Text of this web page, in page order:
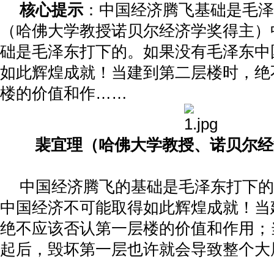
核心提示 ：中国经济腾飞基础是毛
（哈佛大学教授诺贝尔经济学奖得主
础是毛泽东打下的。如果没有毛泽东
如此辉煌成就！当建到第二层楼时，
楼的价值和作……
裴宜理（哈佛大学教授、诺贝尔
中国经济腾飞的基础是毛泽东打下
中国经济不可能取得如此辉煌成就！
绝不应该否认第一层楼的价值和作用
起后，毁坏第一层也许就会导致整个